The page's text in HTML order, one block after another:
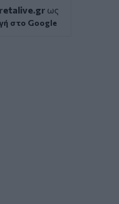
ως
στο Google